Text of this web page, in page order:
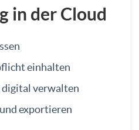
in der Cloud
einhalten
verwalten
exportieren